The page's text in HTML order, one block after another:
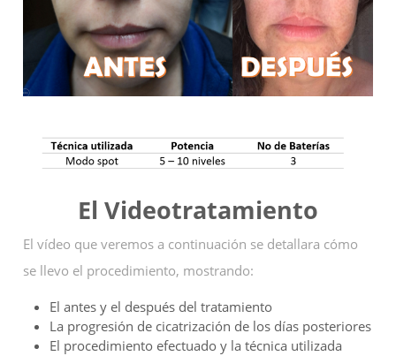
El Videotratamiento
El vídeo que veremos a continuación se detallara cómo
se llevo el procedimiento, mostrando:
El antes y el después del tratamiento
La progresión de cicatrización de los días posteriores
El procedimiento efectuado y la técnica utilizada